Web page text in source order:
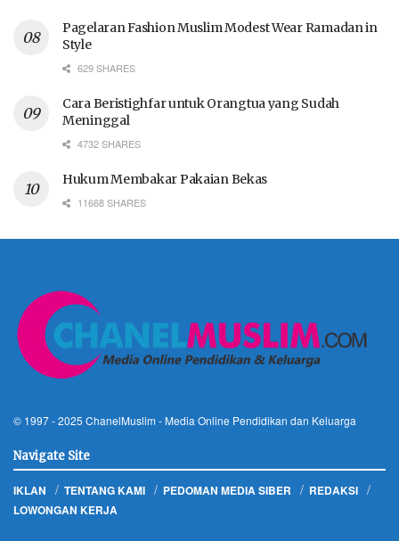
Pagelaran Fashion Muslim Modest Wear Ramadan in
Style
629 SHARES
Cara Beristighfar untuk Orangtua yang Sudah
Meninggal
4732 SHARES
Hukum Membakar Pakaian Bekas
11668 SHARES
© 1997 - 2025 ChanelMuslim - Media Online Pendidikan dan Keluarga
Navigate Site
IKLAN TENTANG KAMI PEDOMAN MEDIA SIBER
REDAKSI
LOWONGAN KERJA